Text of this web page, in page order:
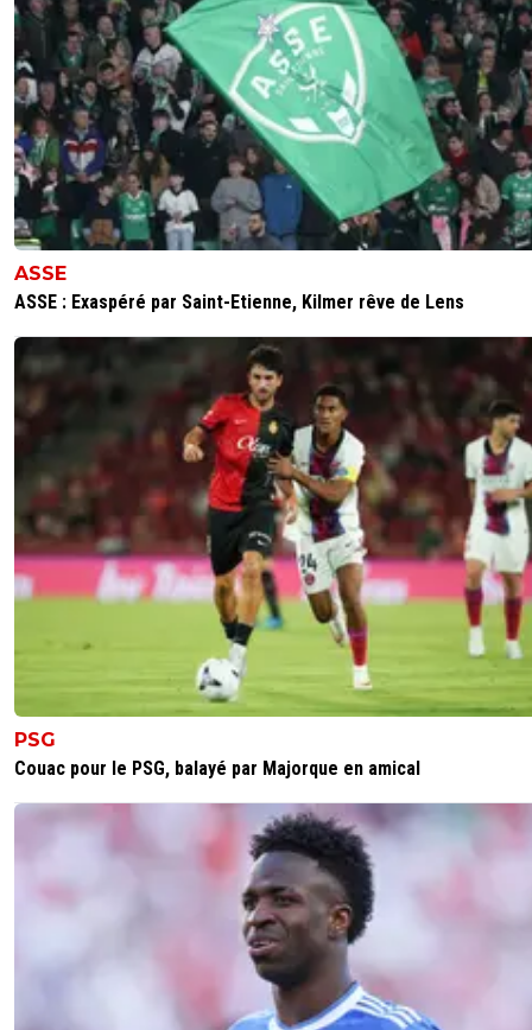
ASSE
ASSE : Exaspéré par Saint-Etienne, Kilmer rêve de Lens
PSG
Couac pour le PSG, balayé par Majorque en amical